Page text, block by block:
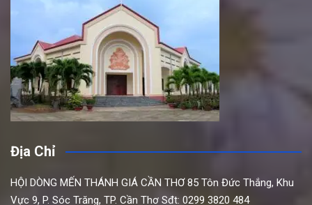
Địa Chỉ
HỘI DÒNG MẾN THÁNH GIÁ CẦN THƠ 85 Tôn Đức Thắng, Khu
Vực 9, P. Sóc Trăng, TP. Cần Thơ Sđt: 0299 3820 484